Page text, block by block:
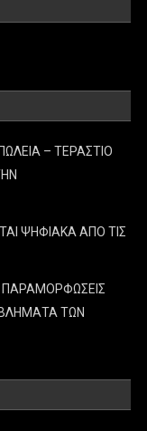
– ΤΕΡΑΣΤΙΟ
ΨΗΦΙΑΚΑ ΑΠΟ ΤΙΣ
ΠΑΡΑΜΟΡΦΩΣΕΙΣ
ΤΩΝ